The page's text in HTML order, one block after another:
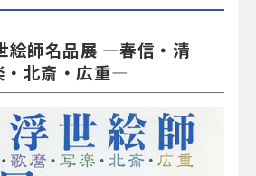
絵師名品展 ―春信・清
・北斎・広重―